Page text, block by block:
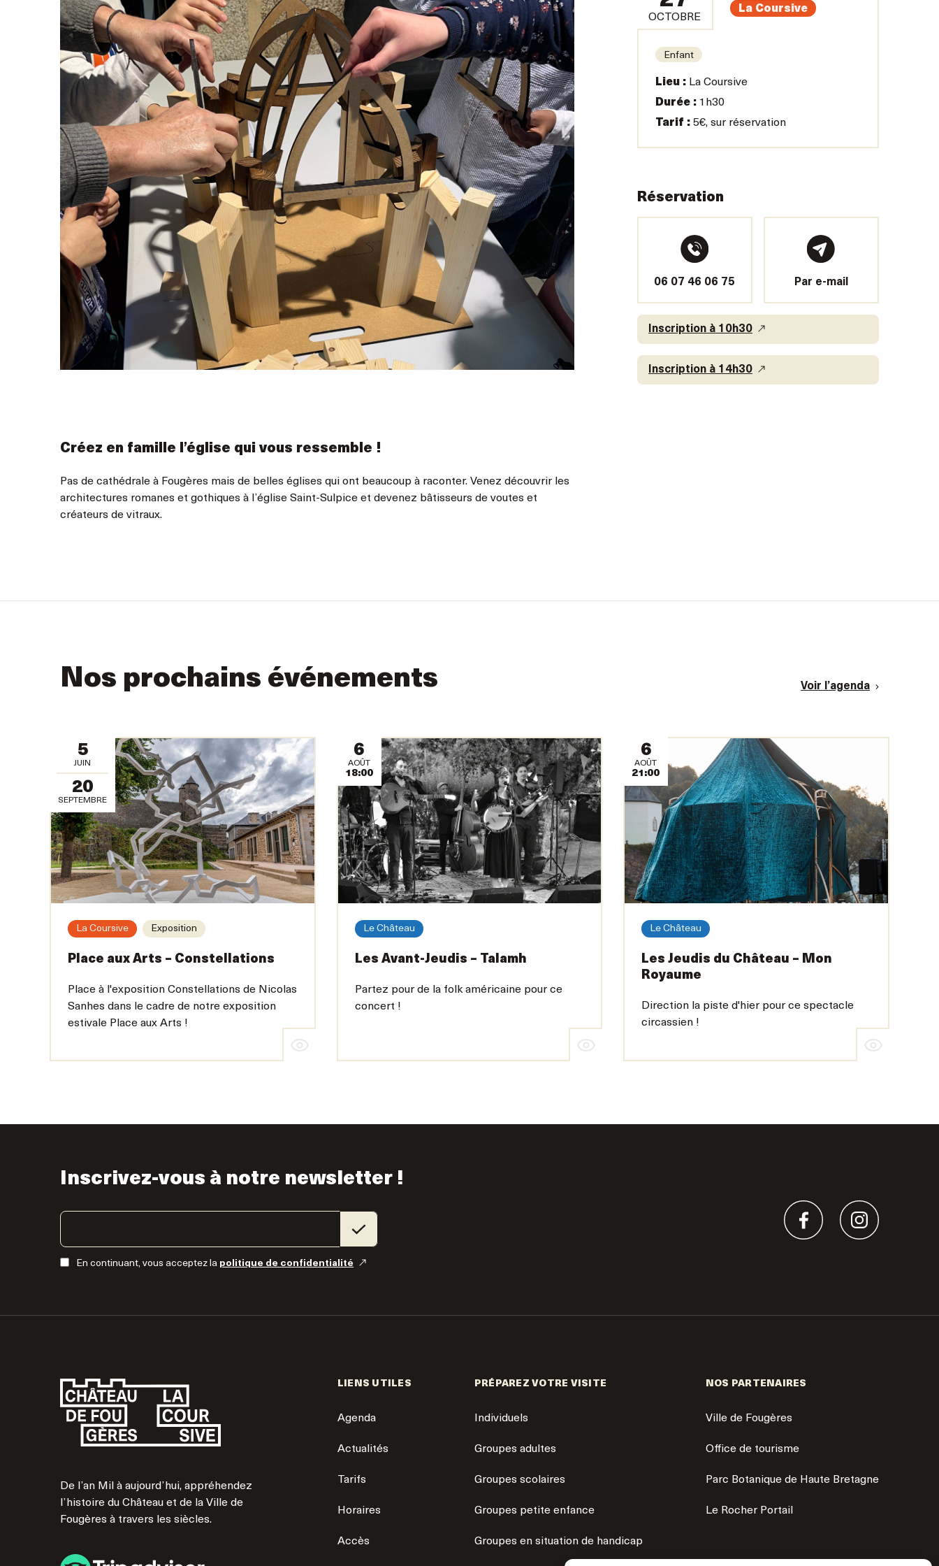
OCTOBRE
La Coursive
Enfant
Lieu :La Coursive
Durée :1h30
Tarif :5€, sur réservation
Réservation
06 07 46 06 75 Par e-mail
Inscription à 10h30
Inscription à 14h30
Créez en famille l’église qui vous ressemble !
Pas de cathédrale à Fougères mais de belles églises qui ont beaucoup à raconter. Venez découvrir les
architectures romanes et gothiques à l’église Saint-Sulpice et devenez bâtisseurs de voutes et
créateurs de vitraux.
Nos prochains événements Voir l’agenda
5
JUIN
20
SEPTEMBRE
La Coursive Exposition
Place aux Arts – Constellations
Place à l'exposition Constellations de Nicolas
Sanhes dans le cadre de notre exposition
estivale Place aux Arts !
6
AOÛT
18:00
Le Château
Les Avant-Jeudis – Talamh
Partez pour de la folk américaine pour ce
concert !
6
AOÛT
21:00
Le Château
Les Jeudis du Château – Mon
Royaume
Direction la piste d'hier pour ce spectacle
circassien !
Inscrivez-vous à notre newsletter !
En continuant, vous acceptez la politique de confidentialité
De l’an Mil à aujourd’hui, appréhendez
l’histoire du Château et de la Ville de
Fougères à travers les siècles.
LIENS UTILES
Agenda
Actualités
Tarifs
Horaires
Accès
PRÉPAREZ VOTRE VISITE
Individuels
Groupes adultes
Groupes scolaires
Groupes petite enfance
Groupes en situation de handicap
NOS PARTENAIRES
Ville de Fougères
Office de tourisme
Parc Botanique de Haute Bretagne
Le Rocher Portail